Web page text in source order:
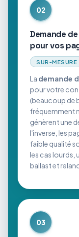
02
Demande
pour vos
SUR-MESURE
La demande
pour votre
(beaucoup de
fréquemment
génèrent une
l'inverse, les
faible qualité
les cas lourds,
ballast et
03